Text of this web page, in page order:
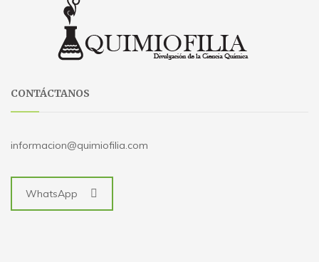
CONTÁCTANOS
informacion@quimiofilia.com
WhatsApp